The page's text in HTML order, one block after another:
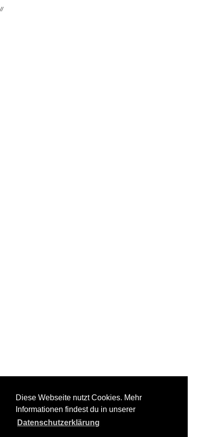
Diese Webseite nutzt Cookies. Mehr
Informationen findest du in unserer
Datenschutzerklärung
//